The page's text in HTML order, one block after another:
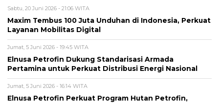
Sabtu, 20 Juni 2026 - 21:06 WITA
Maxim Tembus 100 Juta Unduhan di Indonesia, Perkuat
Layanan Mobilitas Digital
Jumat, 5 Juni 2026 - 19:45 WITA
Elnusa Petrofin Dukung Standarisasi Armada
Pertamina untuk Perkuat Distribusi Energi Nasional
Jumat, 5 Juni 2026 - 16:14 WITA
Elnusa Petrofin Perkuat Program Hutan Petrofin,